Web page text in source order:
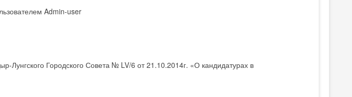
Admin-user
Лунгского Городского Совета № LV/6 от 21.10.2014г. «О кандидатурах в